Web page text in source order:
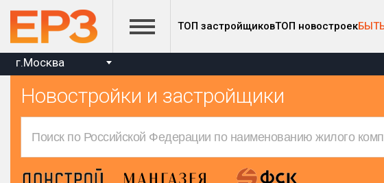
ТОП застройщиковТОП новостроек
г.Москва
Новостройки и застройщики